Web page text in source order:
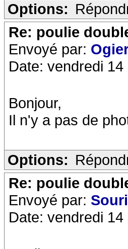
Options:
Re: poulie
Envoyé par:
Date: vendredi
Bonjour,
Il n'y a pas de
Options:
Re: poulie
Envoyé par:
Date: vendredi